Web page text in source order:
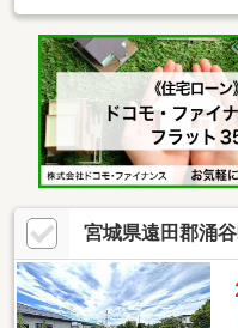
宮城県遠田郡涌